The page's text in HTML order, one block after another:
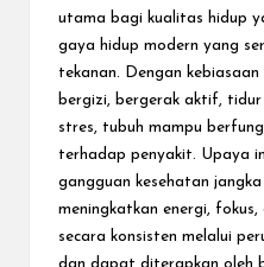
utama bagi kualitas hidup
gaya hidup modern yang
tekanan. Dengan
bergizi, bergerak aktif, tidur
stres, tubuh mampu
terhadap penyakit. Upaya
gangguan kesehatan
meningkatkan energi,
secara konsisten melalui
dan dapat diterapkan oleh